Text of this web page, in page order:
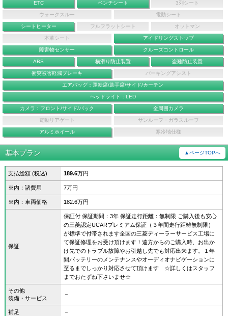
ETC ベンチシート 3列シート
ウォークスルー 電動シート
シートヒーター フルフラットシート オットマン
本革シート アイドリングストップ
障害物センサー クルーズコントロール
ABS 横滑り防止装置 盗難防止装置
衝突被害軽減ブレーキ パーキングアシスト
エアバッグ：運転席/助手席/サイド/カーテン
ヘッドライト：LED
カメラ：フロント/サイド/バック 全周囲カメラ
電動リアゲート サンルーフ・ガラスルーフ
アルミホイール 寒冷地仕様
基本プラン ▲ページTOPへ
支払総額 (税込) 189.6万円
※内：諸費用 7万円
※内：車両価格 182.6万円
保証
保証付 保証期間：3年 保証走行距離：無制限 ご購入後も安心
の三菱認定UCARプレミアム保証（３年間走行距離無制限）
が標準で付帯されます全国の三菱ディーラーサービス工場に
て保証修理をお受け頂けます！遠方からのご購入時、お出か
け先でのトラブル故障やお引越し先でも対応出来ます。１年
間バッテリーのメンテナンスやオーディオナビゲーションに
至るまでしっかり対応させて頂けます ☆詳しくはスタッフ
までおたずね下さいませ☆
その他
装備・サービス
－
補足 －